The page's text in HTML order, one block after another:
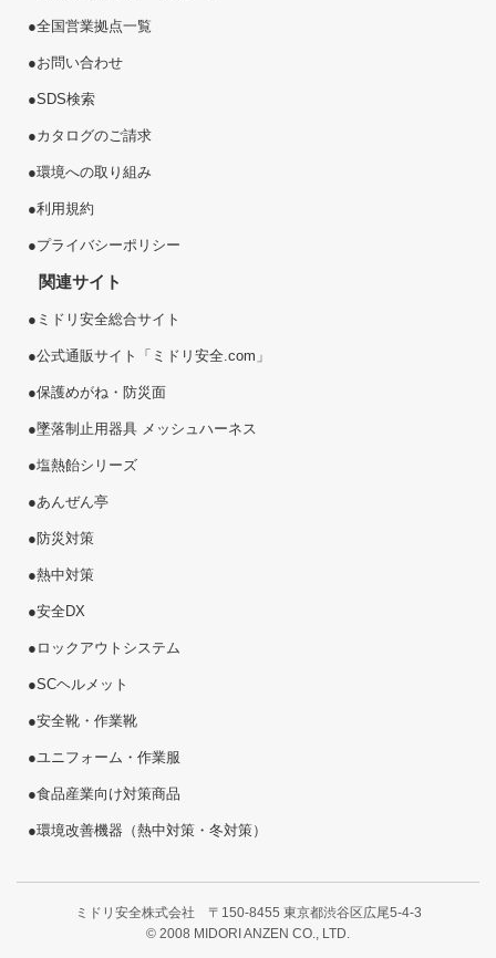
●全国営業拠点一覧
●お問い合わせ
●SDS検索
●カタログのご請求
●環境への取り組み
●利用規約
●プライバシーポリシー
関連サイト
● ミドリ安全総合サイト
●公式通販サイト「ミドリ安全.com」
●保護めがね・防災面
●墜落制止用器具 メッシュハーネス
●塩熱飴シリーズ
●あんぜん亭
●防災対策
●熱中対策
●安全DX
● ロックアウトシステム
●SCヘルメット
●安全靴・作業靴
●ユニフォーム・作業服
●食品産業向け対策商品
●環境改善機器（熱中対策・冬対策）
ミドリ安全株式会社 〒150-8455 東京都渋谷区広尾5-4-3
© 2008 MIDORI ANZEN CO., LTD.